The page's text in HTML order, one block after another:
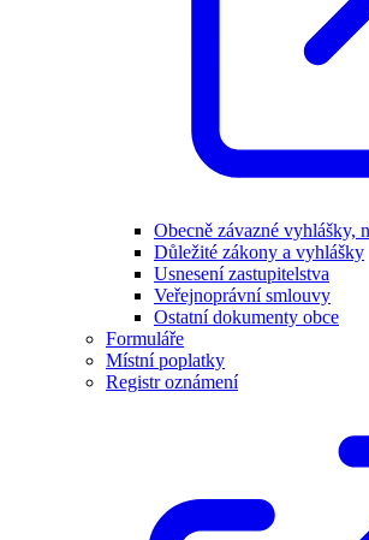
Obecně závazné vyhlášky,
Důležité zákony a vyhlášky
Usnesení zastupitelstva
Veřejnoprávní smlouvy
Ostatní dokumenty obce
Formuláře
Místní poplatky
Registr oznámení